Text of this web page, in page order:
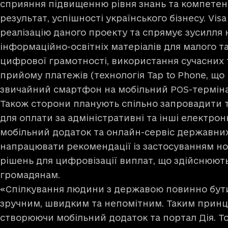
сприяння підвищенню рівня знань та
результат, успішності українського бізнесу.
реалізацію даного проекту та спрямує зусилля
інформаційно-освітніх матеріалів для малого
цифрової грамотності, використання сучасних
прийому платежів (технологія Tap to Phone,
звичайний смартфон на мобільний POS-
Також сторони планують спільно запровадити
для оплати за адміністративні та інші
мобільний додаток та онлайн-сервіс
напрацювати рекомендації із застосуванням
рішень для цифровізації виплат, що
громадянам.
«Спілкування людини з державою повинно
зручним, швидким та непомітним. Таким
створюючи мобільний додаток та портал Дія.